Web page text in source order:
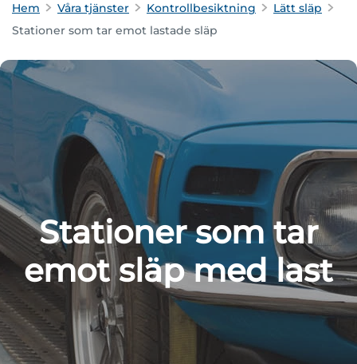
Hem Våra tjänster Kontrollbesiktning
Lätt släp
Stationer som tar emot lastade släp
Stationer som tar
emot släp med last